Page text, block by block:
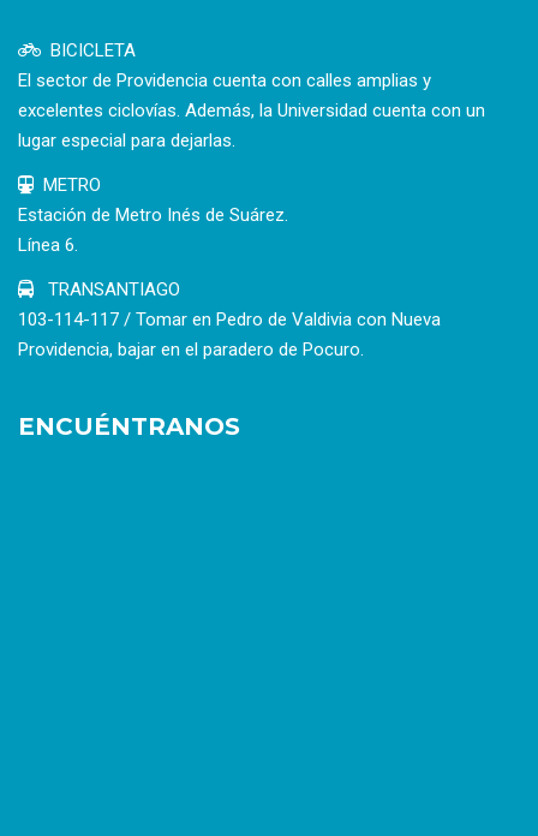
BICICLETA
El sector de Providencia cuenta con calles amplias y
excelentes ciclovías. Además, la Universidad cuenta con un
lugar especial para dejarlas.
METRO
Estación de Metro Inés de Suárez.
Línea 6.
TRANSANTIAGO
103-114-117 / Tomar en Pedro de Valdivia con Nueva
Providencia, bajar en el paradero de Pocuro.
ENCUÉNTRANOS